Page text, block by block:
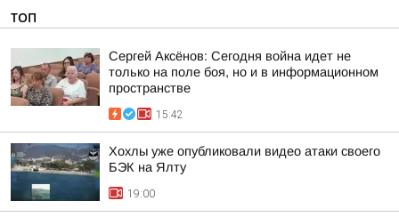
ТОП
Сергей Аксёнов: Сегодня война идет не
только на поле боя, но и в информационном
пространстве
15:42
Хохлы уже опубликовали видео атаки своего
БЭК на Ялту
19:00